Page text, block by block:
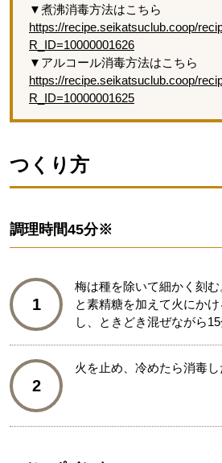
▼煮沸消毒方法はこちら
https://recipe.seikatsuclub.coop/
R_ID=10000001626
▼アルコール消毒方法はこちら
https://recipe.seikatsuclub.coop/
R_ID=10000001625
つくり方
調理時間45分※
1
梅は種を除いて細かく刻
と素精糖を加えて火にか
し、ときどき混ぜながら15
2
火を止め、冷めたら消毒し